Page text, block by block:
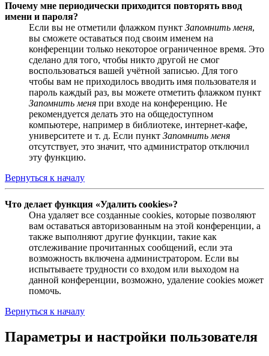
Почему мне периодически приходится повторять ввод
имени и пароля?
Если вы не отметили флажком пункт Запомнить меня,
вы сможете оставаться под своим именем на
конференции только некоторое ограниченное время. Это
сделано для того, чтобы никто другой не смог
воспользоваться вашей учётной записью. Для того
чтобы вам не приходилось вводить имя пользователя и
пароль каждый раз, вы можете отметить флажком пункт
Запомнить меня при входе на конференцию. Не
рекомендуется делать это на общедоступном
компьютере, например в библиотеке, интернет-кафе,
университете и т. д. Если пункт Запомнить меня
отсутствует, это значит, что администратор отключил
эту функцию.
Вернуться к началу
Что делает функция «Удалить cookies»?
Она удаляет все созданные cookies, которые позволяют
вам оставаться авторизованным на этой конференции, а
также выполняют другие функции, такие как
отслеживание прочитанных сообщений, если эта
возможность включена администратором. Если вы
испытываете трудности со входом или выходом на
данной конференции, возможно, удаление cookies может
помочь.
Вернуться к началу
Параметры и настройки пользователя